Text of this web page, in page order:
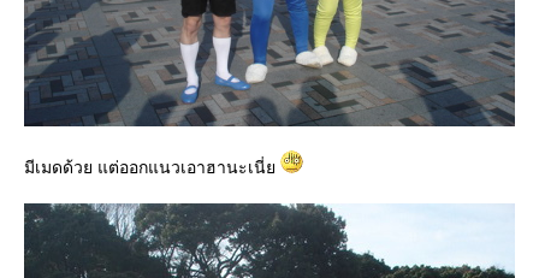
มีเมดด้วย แต่ออกแนวเอาฮานะเนี่